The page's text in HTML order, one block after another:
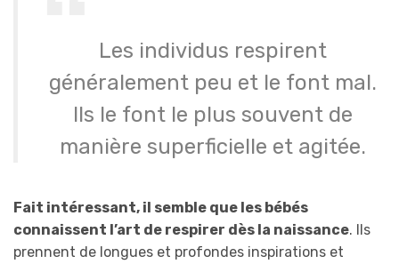
Les individus respirent
généralement peu et le font mal.
Ils le font le plus souvent de
manière superficielle et agitée.
Fait intéressant, il semble que les bébés
connaissent l’art de respirer dès la naissance. Ils
prennent de longues et profondes inspirations et